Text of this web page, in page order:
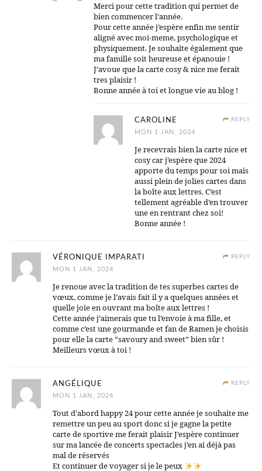
Merci pour cette tradition qui permet de
bien commencer l’année.
Pour cette année j’espère enfin me sentir
aligné avec moi-meme, psychologique et
physiquement. Je souhaite également que
ma famille soit heureuse et épanouie !
J’avoue que la carte cosy & nice me ferait
tres plaisir !
Bonne année à toi et longue vie au blog !
REPLY
CAROLINE
MON 1 JAN, 2024
Je recevrais bien la carte nice et
cosy car j’espère que 2024
apporte du temps pour soi mais
aussi plein de jolies cartes dans
la boîte aux lettres. C’est
tellement agréable d’en trouver
une en rentrant chez soi!
Bonne année !
REPLY
VÉRONIQUE IMPARATI
MON 1 JAN, 2024
Je renoue avec la tradition de tes superbes cartes de
vœux, comme je l’avais fait il y a quelques années et
quelle joie en ouvrant ma boîte aux lettres !
Cette année j’aimerais que tu l’envoie à ma fille, et
comme c’est une gourmande et fan de Ramen je choisis
pour elle la carte “savoury and sweet” bien sûr !
Meilleurs vœux à toi !
REPLY
ANGÉLIQUE
MON 1 JAN, 2024
Tout d’abord happy 24 pour cette année je souhaite me
remettre un peu au sport donc si je gagne la petite
carte de sportive me ferait plaisir J’espère continuer
sur ma lancée de concerts spectacles j’en ai déjà pas
mal de réservés
Et continuer de voyager si je le peux